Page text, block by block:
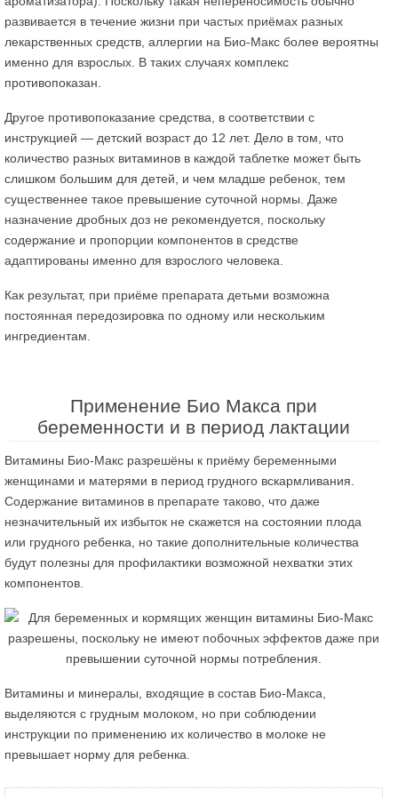
развивается в течение жизни при частых приёмах разных
лекарственных средств, аллергии на Био-Макс более вероятны
именно для взрослых. В таких случаях комплекс
противопоказан.
Другое противопоказание средства, в соответствии с
инструкцией — детский возраст до 12 лет. Дело в том, что
количество разных витаминов в каждой таблетке может быть
слишком большим для детей, и чем младше ребенок, тем
существеннее такое превышение суточной нормы. Даже
назначение дробных доз не рекомендуется, поскольку
содержание и пропорции компонентов в средстве
адаптированы именно для взрослого человека.
Как результат, при приёме препарата детьми возможна
постоянная передозировка по одному или нескольким
ингредиентам.
Применение Био Макса при
беременности и в период лактации
Витамины Био-Макс разрешёны к приёму беременными
женщинами и матерями в период грудного вскармливания.
Содержание витаминов в препарате таково, что даже
незначительный их избыток не скажется на состоянии плода
или грудного ребенка, но такие дополнительные количества
будут полезны для профилактики возможной нехватки этих
компонентов.
Витамины и минералы, входящие в состав Био-Макса,
выделяются с грудным молоком, но при соблюдении
инструкции по применению их количество в молоке не
превышает норму для ребенка.